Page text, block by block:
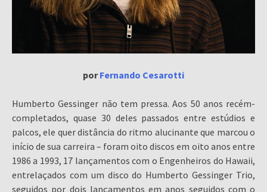
porFernando Cesarotti
Humberto Gessinger não tem pressa. Aos 50 anos recém-
completados, quase 30 deles passados entre estúdios e
palcos, ele quer distância do ritmo alucinante que marcou o
início de sua carreira – foram oito discos em oito anos entre
1986 a 1993, 17 lançamentos com o Engenheiros do Hawaii,
entrelaçados com um disco do Humberto Gessinger Trio,
seguidos por dois lançamentos em anos seguidos com o